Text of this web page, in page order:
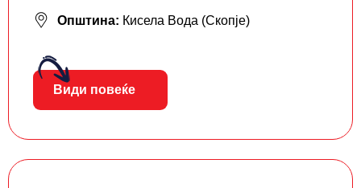
Општина: Кисела Вода (Скопје)
Види повеќе